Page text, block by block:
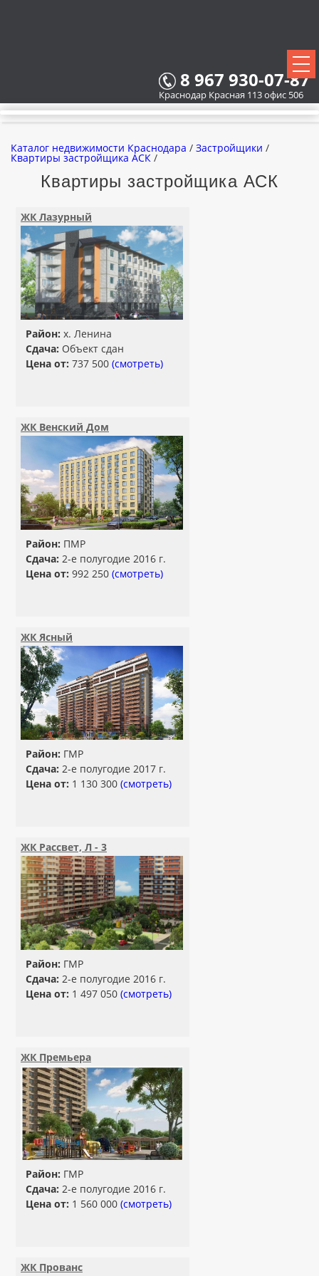
8 967 930-07-87
Краснодар Красная 113 офис 506
КАРТА НОВОСТРОЕК
ЗАСТРОЙЩИКИ
ВСЕ КОТТЕДЖНЫЕ ПОСЕЛКИ
Каталог недвижимости Краснодара / Застройщики /
Квартиры застройщика АСК /
Квартиры застройщика АСК
ЖК Лазурный
Район: х. Ленина
Сдача: Объект сдан
Цена от: 737 500 (смотреть)
ЖК Венский Дом
Район: ПМР
Сдача: 2-е полугодие 2016 г.
Цена от: 992 250 (смотреть)
ЖК Ясный
Район: ГМР
Сдача: 2-е полугодие 2017 г.
Цена от: 1 130 300 (смотреть)
ЖК Рассвет, Л - 3
Район: ГМР
Сдача: 2-е полугодие 2016 г.
Цена от: 1 497 050 (смотреть)
ЖК Премьера
Район: ГМР
Сдача: 2-е полугодие 2016 г.
Цена от: 1 560 000 (смотреть)
ЖК Прованс